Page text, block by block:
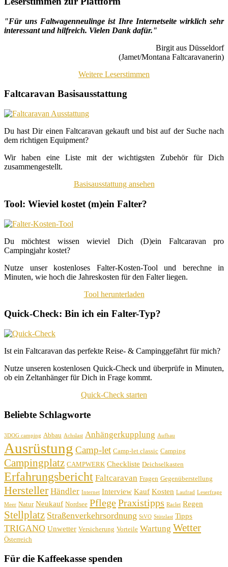
"Für uns Faltwagenneulinge ist Ihre Internetseite wirklich sehr
interessant und hilfreich. Vielen Dank dafür."
Birgit aus Düsseldorf
(Jamet/Montana Faltcaravanerin)
Weitere Leserstimmen
Faltcaravan Basisausstattung
Du hast Dir einen Faltcaravan gekauft und bist auf der Suche nach
dem richtigen Equipment?
Wir haben eine Liste mit der wichtigsten Zubehör für Dich
zusammengestellt.
Basisausstattung ansehen
Tool: Wieviel kostet (m)ein Falter?
Du möchtest wissen wieviel Dich (D)ein Faltcaravan pro
Campingjahr kostet?
Nutze unser kostenloses Falter-Kosten-Tool und berechne in
Minuten, wie hoch die Jahreskosten für den Falter liegen.
Tool herunterladen
Quick-Check: Bin ich ein Falter-Typ?
Ist ein Faltcaravan das perfekte Reise- & Campinggefährt für mich?
Nutze unseren kostenlosen Quick-Check und überprüfe in Minuten,
ob ein Zeltanhänger für Dich in Frage kommt.
Quick-Check starten
Beliebte Schlagworte
3DOG camping Abbau Achslast Anhängerkupplung Aufbau
Ausrüstung Camp-let Camp-let classic Camping
Campingplatz CAMPWERK Checkliste Deichselkasten
Erfahrungsbericht Faltcaravan Fragen Gegenüberstellung
Hersteller Händler Internet Interview Kauf Kosten Laufrad Leserfrage
Meer Natur Neukauf Nordsee PflegePraxistipps Raclet Regen
Stellplatz Straßenverkehrsordnung StVO Stützlast Tipps
TRIGANO Unwetter Versicherung Vorteile Wartung Wetter
Österreich
Für die Kaffeekasse spenden